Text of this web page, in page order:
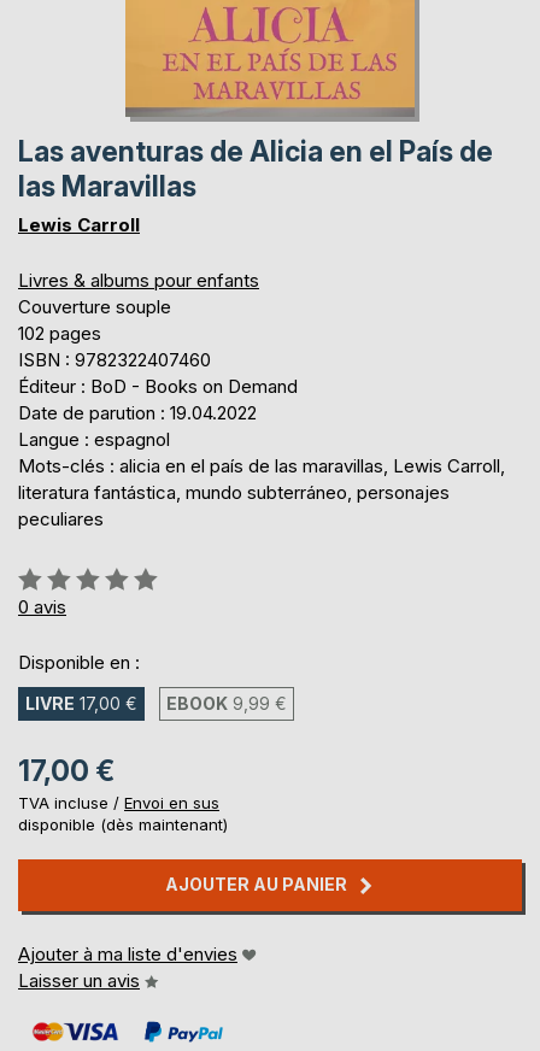
Las aventuras de Alicia en el País de
las Maravillas
Lewis Carroll
Livres & albums pour enfants
Couverture souple
102 pages
ISBN : 9782322407460
Éditeur : BoD - Books on Demand
Date de parution : 19.04.2022
Langue : espagnol
Mots-clés : alicia en el país de las maravillas, Lewis Carroll,
literatura fantástica, mundo subterráneo, personajes
peculiares
Évaluation:
0%
0 avis
Disponible en :
LIVRE 17,00 € EBOOK 9,99 €
17,00 €
TVA incluse / Envoi en sus
disponible (dès maintenant)
AJOUTER AU PANIER
Ajouter à ma liste d'envies
Laisser un avis